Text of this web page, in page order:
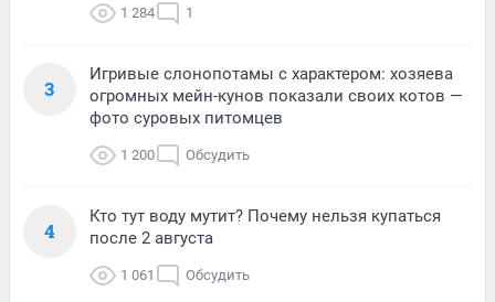
1 284 1
3
Игривые слонопотамы с характером: хозяева
огромных мейн-кунов показали своих котов —
фото суровых питомцев
1 200 Обсудить
4
Кто тут воду мутит? Почему нельзя купаться
после 2 августа
1 061 Обсудить